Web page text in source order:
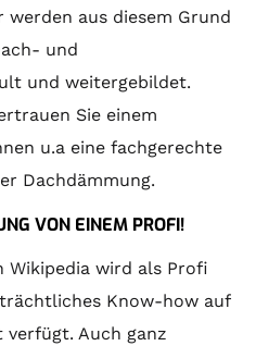
aus diesem Grund
und
und weitergebildet.
Sie einem
u.a eine fachgerechte
Dachdämmung.
VON EINEM PROFI!
Wikipedia wird als Profi
Know-how auf
verfügt. Auch ganz